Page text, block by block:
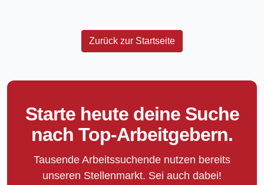
Zurück zur Startseite
Starte heute deine Suche
nach Top-Arbeitgebern.
Tausende Arbeitssuchende nutzen bereits
unseren Stellenmarkt. Sei auch dabei!